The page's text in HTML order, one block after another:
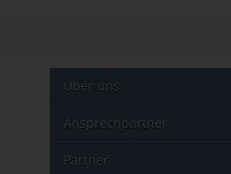
Über uns
Ansprechpartner
Partner